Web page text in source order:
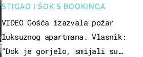
STIGAO I ŠOK S BOOKINGA
VIDEO Gošća izazvala požar
luksuznog apartmana. Vlasnik:
"Dok je gorjelo, smijali su